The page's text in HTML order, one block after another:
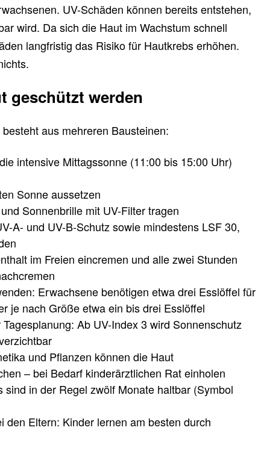
UV-Schäden können bereits entstehen,
wird. Da sich die Haut im Wachstum schnell
langfristig das Risiko für Hautkrebs erhöhen.
geschützt werden
aus mehreren Bausteinen:
intensive Mittagssonne (11:00 bis 15:00 Uhr)
Sonne aussetzen
Sonnenbrille mit UV-Filter tragen
A- und UV-B-Schutz sowie mindestens LSF 30,
im Freien eincremen und alle zwei Stunden
Erwachsene benötigen etwa drei Esslöffel für
je nach Größe etwa ein bis drei Esslöffel
Ab UV-Index 3 wird Sonnenschutz
und Pflanzen können die Haut
– bei Bedarf kinderärztlichen Rat einholen
sind in der Regel zwölf Monate haltbar (Symbol
den Eltern: Kinder lernen am besten durch